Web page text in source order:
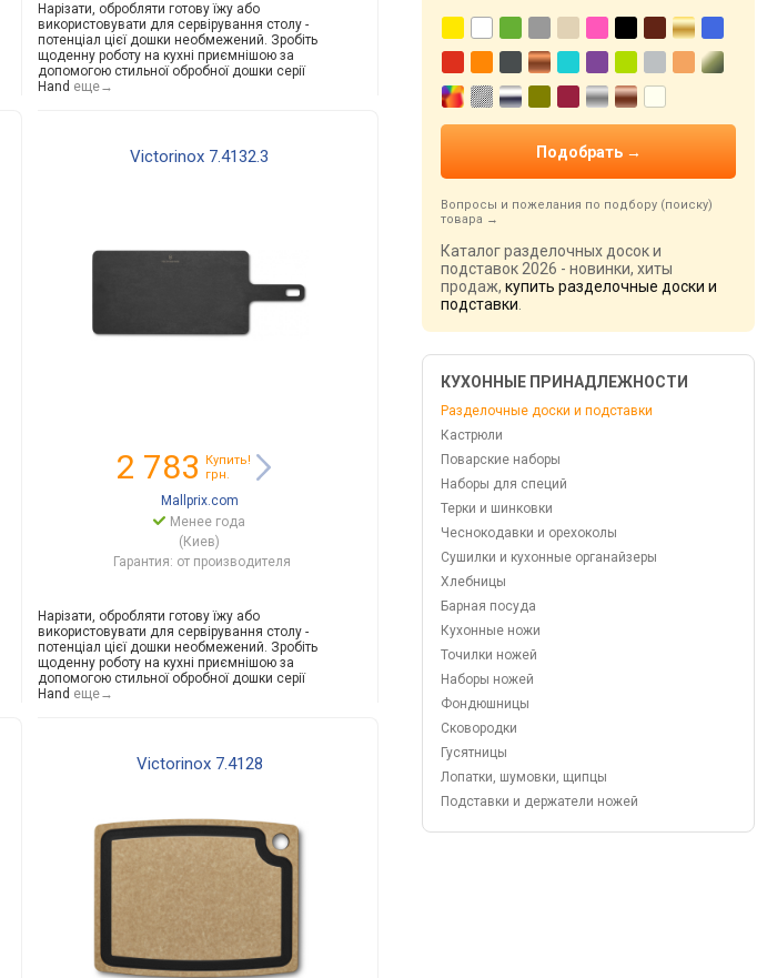
Нарізати, обробляти готову їжу або
використовувати для сервірування столу -
потенціал цієї дошки необмежений. Зробіть
щоденну роботу на кухні приємнішою за
допомогою стильної обробної дошки серії
Hand еще→
Victorinox 7.4132.3
2 783
Купить!
грн.
Mallprix.com
Менее года
(Киев)
Гарантия: от производителя
Нарізати, обробляти готову їжу або
використовувати для сервірування столу -
потенціал цієї дошки необмежений. Зробіть
щоденну роботу на кухні приємнішою за
допомогою стильної обробної дошки серії
Hand еще→
Victorinox 7.4128
Вопросы и пожелания по подбору (поиску)
товара
Каталог разделочных досок и
подставок 2026 - новинки, хиты
продаж, купить разделочные доски и
подставки
КУХОННЫЕ ПРИНАДЛЕЖНОСТИ
Разделочные доски и подставки
Кастрюли
Поварские наборы
Наборы для специй
Терки и шинковки
Чеснокодавки и орехоколы
Сушилки и кухонные органайзеры
Хлебницы
Барная посуда
Кухонные ножи
Точилки ножей
Наборы ножей
Фондюшницы
Сковородки
Гусятницы
Лопатки, шумовки, щипцы
Подставки и держатели ножей